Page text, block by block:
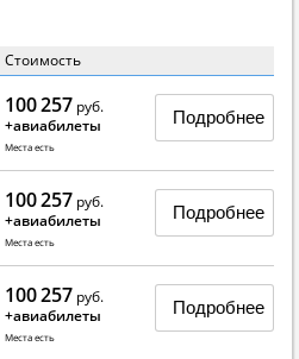
Стоимость
100 257 руб.
+авиабилеты
Места есть
Подробнее
100 257 руб.
+авиабилеты
Места есть
Подробнее
100 257 руб.
+авиабилеты
Места есть
Подробнее